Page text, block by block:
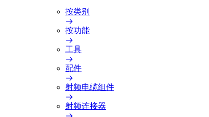
按类别
按功能
工具
配件
射频电缆组件
射频连接器